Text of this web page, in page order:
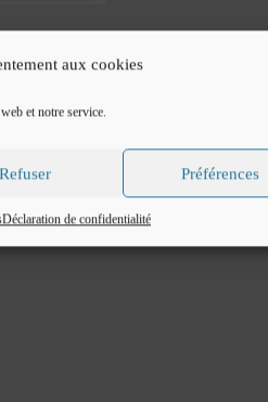
aux cookies
et notre service.
Refuser Préférences
Déclaration de confidentialité